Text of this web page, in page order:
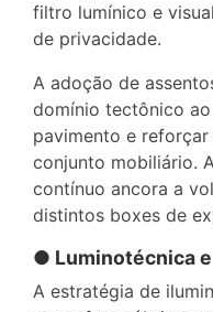
filtro lumínico e
de privacidade.
A adoção de
domínio tectônico
pavimento e
conjunto mobiliário.
contínuo ancora a
distintos boxes de
● Luminotécnica
A estratégia de